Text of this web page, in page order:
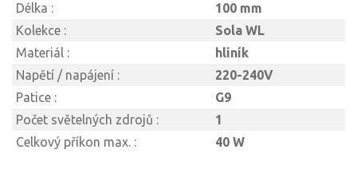
Délka :
100 mm
Kolekce :
Sola WL
Materiál :
hliník
Napětí / napájení :
220-240V
Patice :
G9
Počet světelných zdrojů :
1
Celkový příkon max. :
40 W